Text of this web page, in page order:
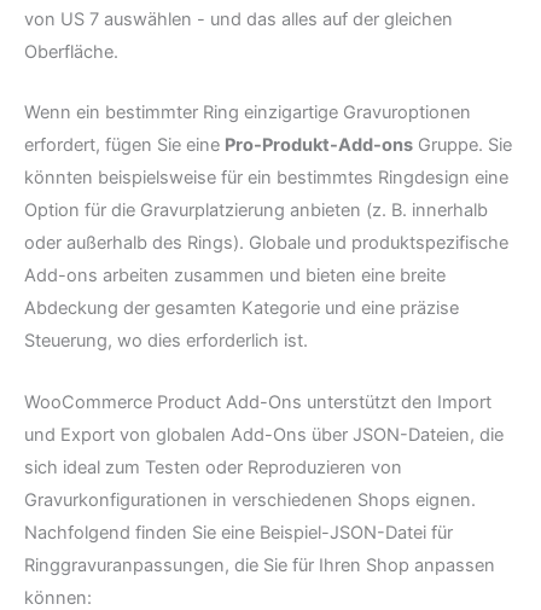
von US 7 auswählen - und das alles auf der gleichen
Oberfläche.
Wenn ein bestimmter Ring einzigartige Gravuroptionen
erfordert, fügen Sie eine Pro-Produkt-Add-ons Gruppe. Sie
könnten beispielsweise für ein bestimmtes Ringdesign eine
Option für die Gravurplatzierung anbieten (z. B. innerhalb
oder außerhalb des Rings). Globale und produktspezifische
Add-ons arbeiten zusammen und bieten eine breite
Abdeckung der gesamten Kategorie und eine präzise
Steuerung, wo dies erforderlich ist.
WooCommerce Product Add-Ons unterstützt den Import
und Export von globalen Add-Ons über JSON-Dateien, die
sich ideal zum Testen oder Reproduzieren von
Gravurkonfigurationen in verschiedenen Shops eignen.
Nachfolgend finden Sie eine Beispiel-JSON-Datei für
Ringgravuranpassungen, die Sie für Ihren Shop anpassen
können: